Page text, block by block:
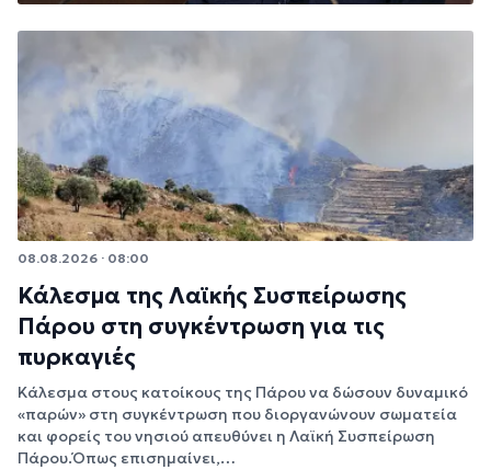
08.08.2026 · 08:00
Κάλεσμα της Λαϊκής Συσπείρωσης
Πάρου στη συγκέντρωση για τις
πυρκαγιές
Κάλεσμα στους κατοίκους της Πάρου να δώσουν δυναμικό
«παρών» στη συγκέντρωση που διοργανώνουν σωματεία
και φορείς του νησιού απευθύνει η Λαϊκή Συσπείρωση
Πάρου.Όπως επισημαίνει,…